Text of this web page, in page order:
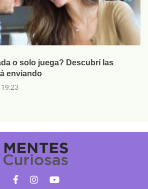
o solo juega? Descubrí las
enviando